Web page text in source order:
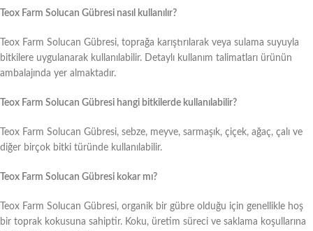
Teox Farm Solucan Gübresi nasıl kullanılır?
Teox Farm Solucan Gübresi, toprağa karıştırılarak veya sulama suyuyla
bitkilere uygulanarak kullanılabilir. Detaylı kullanım talimatları ürünün
ambalajında yer almaktadır.
Teox Farm Solucan Gübresi hangi bitkilerde kullanılabilir?
Teox Farm Solucan Gübresi, sebze, meyve, sarmaşık, çiçek, ağaç, çalı ve
diğer birçok bitki türünde kullanılabilir.
Teox Farm Solucan Gübresi kokar mı?
Teox Farm Solucan Gübresi, organik bir gübre olduğu için genellikle hoş
bir toprak kokusuna sahiptir. Koku, üretim süreci ve saklama koşullarına